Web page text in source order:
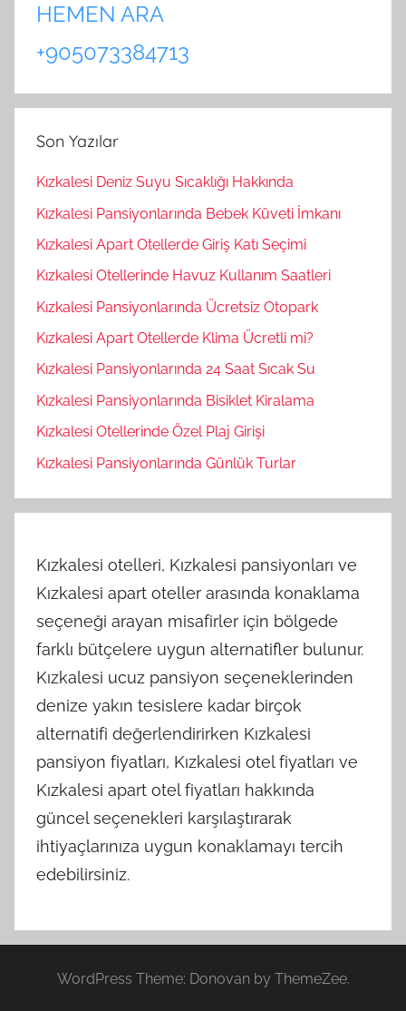
HEMEN ARA
+905073384713
Son Yazılar
Kızkalesi Deniz Suyu Sıcaklığı Hakkında
Kızkalesi Pansiyonlarında Bebek Küveti İmkanı
Kızkalesi Apart Otellerde Giriş Katı Seçimi
Kızkalesi Otellerinde Havuz Kullanım Saatleri
Kızkalesi Pansiyonlarında Ücretsiz Otopark
Kızkalesi Apart Otellerde Klima Ücretli mi?
Kızkalesi Pansiyonlarında 24 Saat Sıcak Su
Kızkalesi Pansiyonlarında Bisiklet Kiralama
Kızkalesi Otellerinde Özel Plaj Girişi
Kızkalesi Pansiyonlarında Günlük Turlar
Kızkalesi otelleri, Kızkalesi pansiyonları ve
Kızkalesi apart oteller arasında konaklama
seçeneği arayan misafirler için bölgede
farklı bütçelere uygun alternatifler bulunur.
Kızkalesi ucuz pansiyon seçeneklerinden
denize yakın tesislere kadar birçok
alternatifi değerlendirirken Kızkalesi
pansiyon fiyatları, Kızkalesi otel fiyatları ve
Kızkalesi apart otel fiyatları hakkında
güncel seçenekleri karşılaştırarak
ihtiyaçlarınıza uygun konaklamayı tercih
edebilirsiniz.
WordPress Theme: Donovan by ThemeZee.